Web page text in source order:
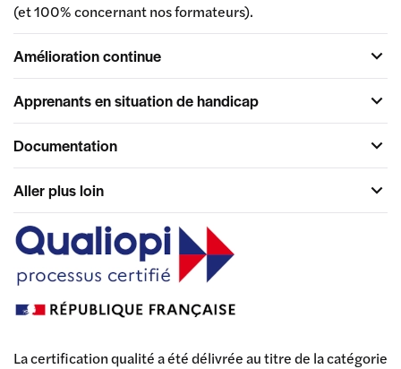
(et 100% concernant nos formateurs).
Amélioration continue
Apprenants en situation de handicap
Documentation
Aller plus loin
La certification qualité a été délivrée au titre de la catégorie